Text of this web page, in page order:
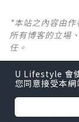
U Lifestyle 會
您同意接受本網
*本站之內容由
所有博客的立場
任。
【 U Creator
出Post賺現金
【 睇Post +